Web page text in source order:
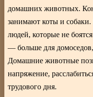
домашних животных.
занимают коты и
людей, которые не
— больше для
Домашние животные
напряжение,
трудового дня.